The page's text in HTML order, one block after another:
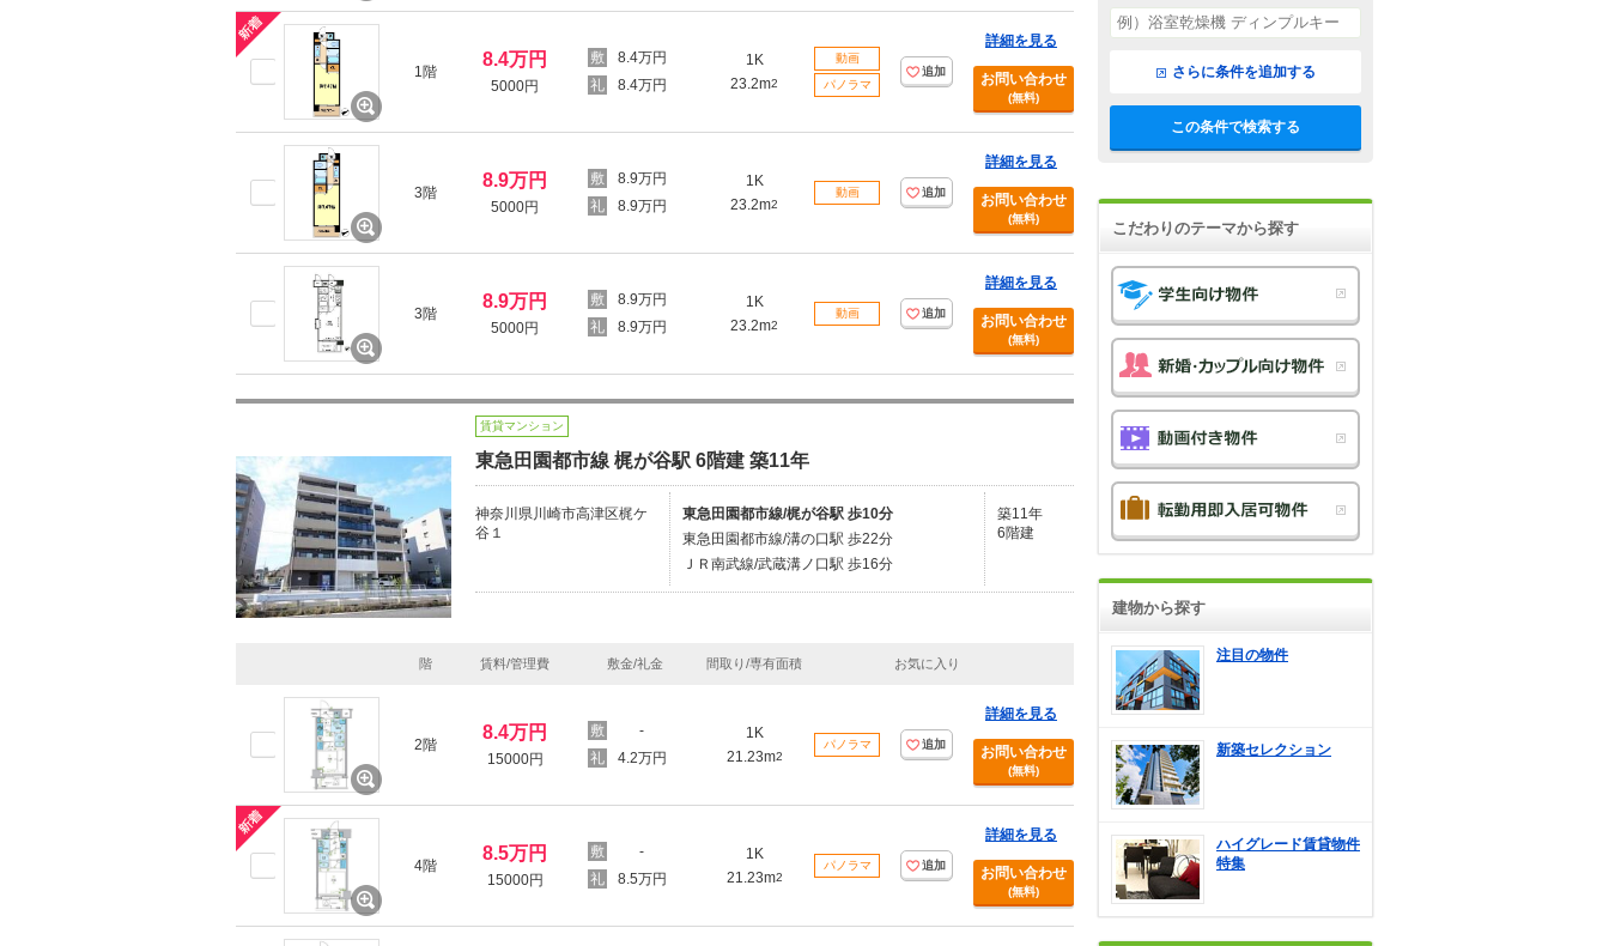
1階
8.4万円
5000円
8.4万円
8.4万円
1K
23.2m2
動画
パノラマ
追加
詳細を見る
お問い合わせ
(無料)
3階
8.9万円
5000円
8.9万円
8.9万円
1K
23.2m2
動画 追加
詳細を見る
お問い合わせ
(無料)
3階
8.9万円
5000円
8.9万円
8.9万円
1K
23.2m2
動画 追加
詳細を見る
お問い合わせ
(無料)
賃貸マンション
東急田園都市線 梶が谷駅 6階建 築11年
神奈川県川崎市高津区梶ケ
谷１
東急田園都市線/梶が谷駅 歩10分
東急田園都市線/溝の口駅 歩22分
ＪＲ南武線/武蔵溝ノ口駅 歩16分
築11年
6階建
階 賃料/管理費 敷金/礼金 間取り/専有面積 お気に入り
2階
8.4万円
15000円
-
4.2万円
1K
21.23m2
パノラマ 追加
詳細を見る
お問い合わせ
(無料)
4階
8.5万円
15000円
-
8.5万円
1K
21.23m2
パノラマ 追加
詳細を見る
お問い合わせ
(無料)
さらに条件を追加する
この条件で検索する
こだわりのテーマから探す
建物から探す
注目の物件
新築セレクション
ハイグレード賃貸物件
特集